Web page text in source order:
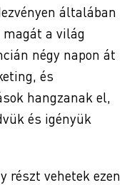
általában
magát a világ
négy napon át
és
hangzanak el,
és igényük
részt vehetek ezen